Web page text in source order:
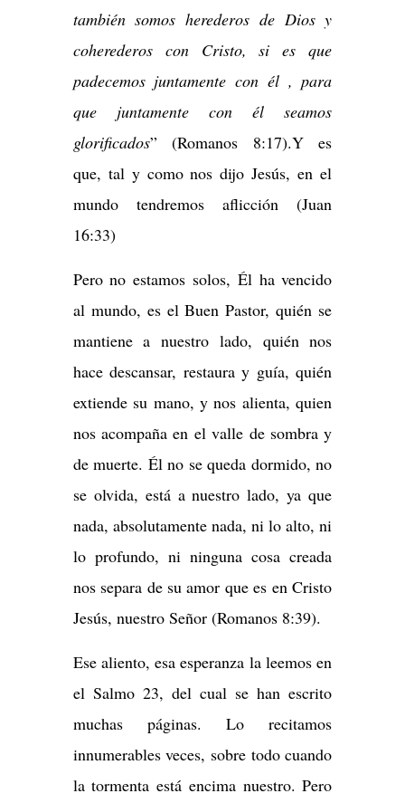
también somos herederos de Dios y
coherederos con Cristo, si es que
padecemos juntamente con él , para
que juntamente con él seamos
glorificados” (Romanos 8:17).Y es
que, tal y como nos dijo Jesús, en el
mundo tendremos aflicción (Juan
16:33)
Pero no estamos solos, Él ha vencido
al mundo, es el Buen Pastor, quién se
mantiene a nuestro lado, quién nos
hace descansar, restaura y guía, quién
extiende su mano, y nos alienta, quien
nos acompaña en el valle de sombra y
de muerte. Él no se queda dormido, no
se olvida, está a nuestro lado, ya que
nada, absolutamente nada, ni lo alto, ni
lo profundo, ni ninguna cosa creada
nos separa de su amor que es en Cristo
Jesús, nuestro Señor (Romanos 8:39).
Ese aliento, esa esperanza la leemos en
el Salmo 23, del cual se han escrito
muchas páginas. Lo recitamos
innumerables veces, sobre todo cuando
la tormenta está encima nuestro. Pero